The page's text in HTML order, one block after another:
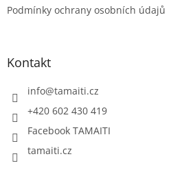
Podmínky ochrany osobních údajů
Kontakt
info@tamaiti.cz
+420 602 430 419
Facebook TAMAITI
tamaiti.cz